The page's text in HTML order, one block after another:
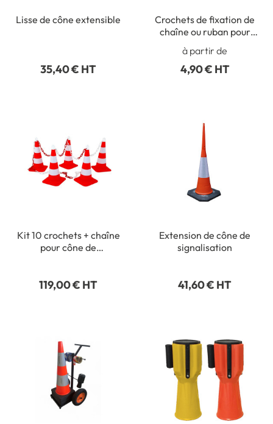
Lisse de cône extensible
35,40 € HT
Crochets de fixation de
chaîne ou ruban pour
cône de signalisation
à partir de
4,90 € HT
Kit 10 crochets + chaîne
pour cône de
119,00 € HT
Extension de cône de
signalisation
41,60 € HT